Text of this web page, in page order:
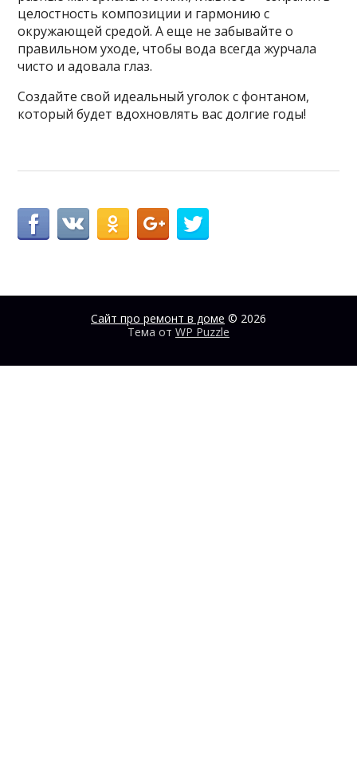
целостность композиции и гармонию с
окружающей средой. А еще не забывайте о
правильном уходе, чтобы вода всегда журчала
чисто и адовала глаз.
Создайте свой идеальный уголок с фонтаном,
который будет вдохновлять вас долгие годы!
Сайт про ремонт в доме © 2026
Тема от WP Puzzle